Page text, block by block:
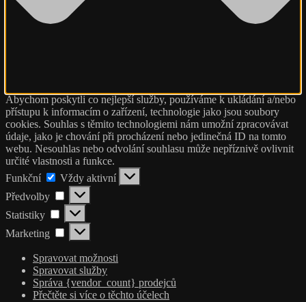
Abychom poskytli co nejlepší služby, používáme k ukládání a/nebo
přístupu k informacím o zařízení, technologie jako jsou soubory
cookies. Souhlas s těmito technologiemi nám umožní zpracovávat
údaje, jako je chování při procházení nebo jedinečná ID na tomto
webu. Nesouhlas nebo odvolání souhlasu může nepříznivě ovlivnit
určité vlastnosti a funkce.
Funkční
Funkční
Vždy aktivní
Předvolby
Předvolby
Statistiky Statistiky
Marketing Marketing
Spravovat možnosti
Spravovat služby
Správa {vendor_count} prodejců
Přečtěte si více o těchto účelech